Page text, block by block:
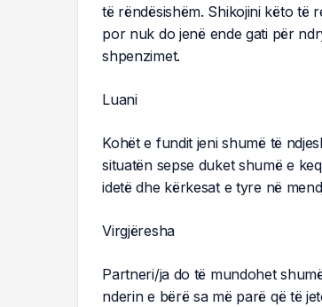
të rëndësishëm. Shikojini këto të
por nuk do jenë ende gati për
shpenzimet.
Luani
Kohët e fundit jeni shumë të
situatën sepse duket shumë e
idetë dhe kërkesat e tyre në
Virgjëresha
Partneri/ja do të mundohet
nderin e bërë sa më parë që të